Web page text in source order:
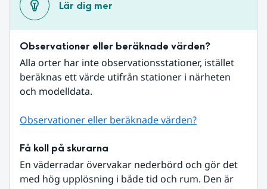
Lär dig mer
Observationer eller beräknade värden?
Alla orter har inte observationsstationer, istället
beräknas ett värde utifrån stationer i närheten
och modelldata.
Observationer eller beräknade värden?
Få koll på skurarna
En väderradar övervakar nederbörd och gör det
med hög upplösning i både tid och rum. Den är